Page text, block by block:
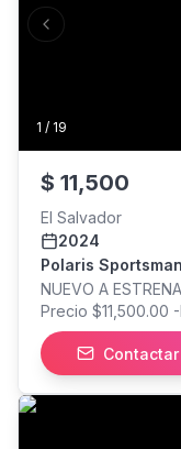
1 / 19
Previous slide
$ 11,500
El Salvador
2024
NUEVO A
Precio $11,500.00
AWD bajo
Capacidad de
Suspensión
Almacenamiento
Contactar